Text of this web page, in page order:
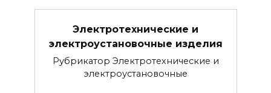
Электротехнические и
электроустановочные изделия
Рубрикатор Электротехнические и
электроустановочные